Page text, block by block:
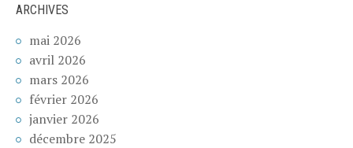
ARCHIVES
mai 2026
avril 2026
mars 2026
février 2026
janvier 2026
décembre 2025